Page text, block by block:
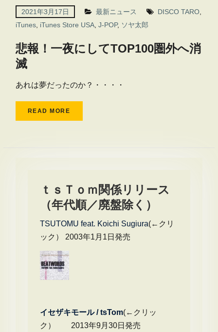
2021年3月17日 最新ニュース DISCO TARO,
iTunes, iTunes Store USA, J-POP, ソヤ太郎
悲報！一夜にしてTOP100圏外へ消
滅
あれは夢だったのか？・・・・
READ MORE
ｔｓＴｏｍ関係リリース
（年代順／廃盤除く）
TSUTOMU feat. Koichi Sugiura(←クリ
ック） 2003年1月1日発売
イセザキモール / tsTom(←クリッ
ク） 2013年9月30日発売